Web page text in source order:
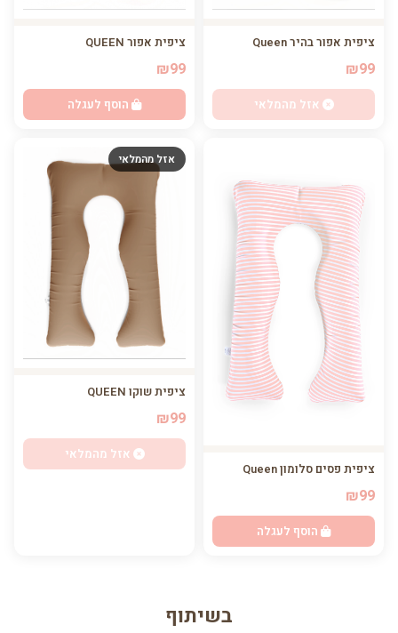
ציפית אפור בהיר Queen
₪99
אזל מהמלאי
ציפית אפור QUEEN
₪99
הוסף לעגלה
ציפית פסים סלומון Queen
₪99
הוסף לעגלה
אזל מהמלאי
ציפית שוקו QUEEN
₪99
אזל מהמלאי
בשיתוף